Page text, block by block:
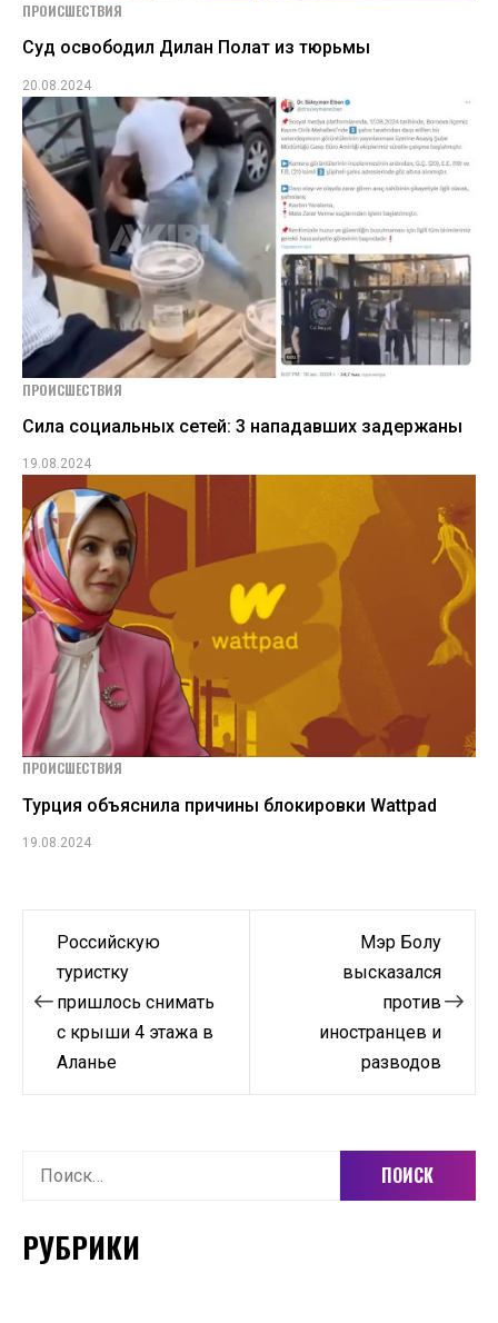
ПРОИСШЕСТВИЯ
Суд освободил Дилан Полат из тюрьмы
20.08.2024
ПРОИСШЕСТВИЯ
Сила социальных сетей: 3 нападавших задержаны
19.08.2024
ПРОИСШЕСТВИЯ
Турция объяснила причины блокировки Wattpad
19.08.2024
Навигация
записям
Российскую
туристку
пришлось снимать
с крыши 4 этажа в
Аланье
Мэр Болу
высказался
против
иностранцев и
разводов
Найти:
РУБРИКИ